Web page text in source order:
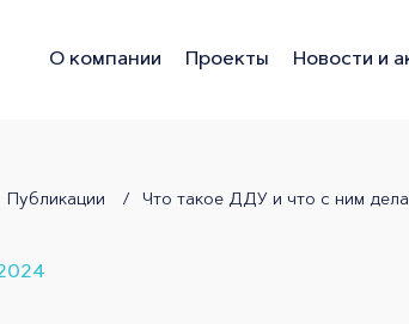
О компании Проекты Новости и
Публикации Что такое ДДУ и что с ним